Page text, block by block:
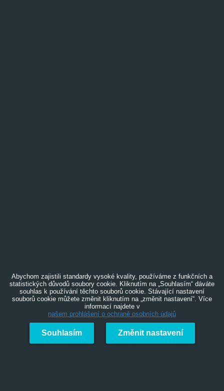
Abychom zajistili standardy vysoké kvality, používáme z funkčních a
statistických důvodů soubory cookie. Kliknutím na „Souhlasím“ dáváte
souhlas k používání těchto souborů cookie. Stávající nastavení
souborů cookie můžete změnit kliknutím na „změnit nastavení“. Více
informací najdete v
našem prohlášení o ochraně osobních údajů
Souhlasím Změnit nastavení